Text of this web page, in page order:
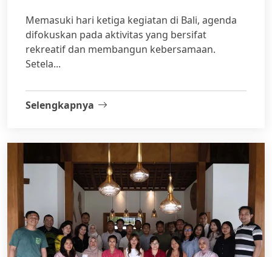
Memasuki hari ketiga kegiatan di Bali, agenda
difokuskan pada aktivitas yang bersifat
rekreatif dan membangun kebersamaan.
Setela...
Selengkapnya